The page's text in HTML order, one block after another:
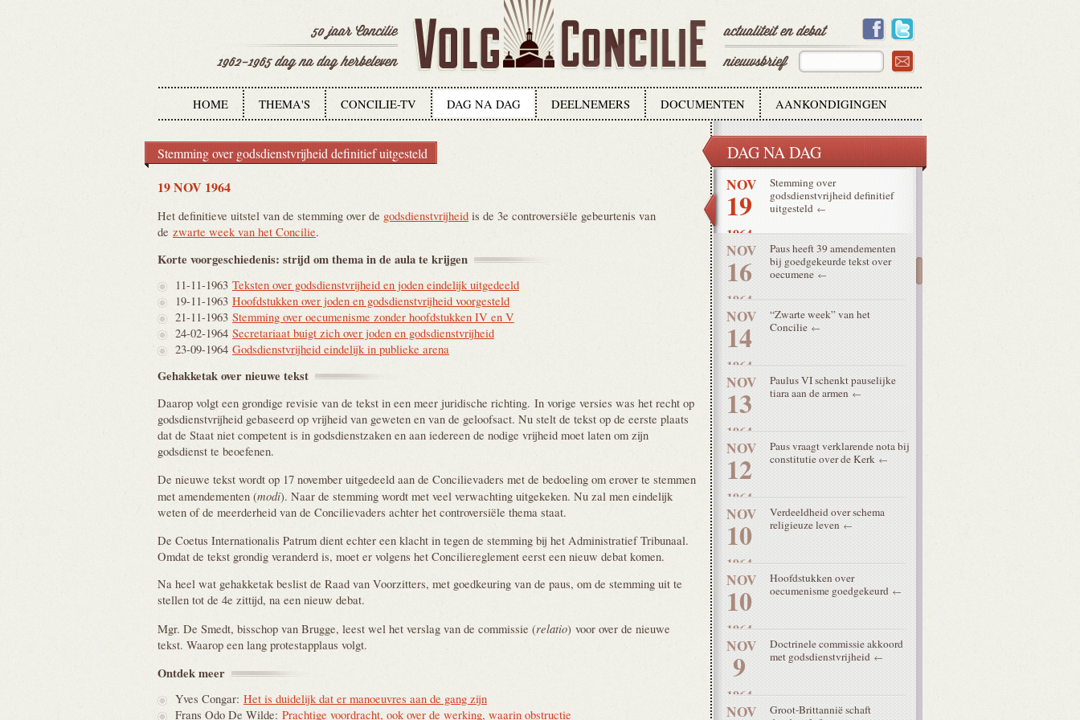
HOME THEMA'S CONCILIE-TV DAG NA DAG DEELNEMERS DOCUMENTEN AANKONDIGINGEN
Stemming over godsdienstvrijheid definitief uitgesteld
19 NOV 1964
Het definitieve uitstel van de stemming over de godsdienstvrijheid is de 3e controversiële gebeurtenis van
de zwarte week van het Concilie.
Korte voorgeschiedenis: strijd om thema in de aula te krijgen
11-11-1963 Teksten over godsdienstvrijheid en joden eindelijk uitgedeeld
19-11-1963 Hoofdstukken over joden en godsdienstvrijheid voorgesteld
21-11-1963 Stemming over oecumenisme zonder hoofdstukken IV en V
24-02-1964 Secretariaat buigt zich over joden en godsdienstvrijheid
23-09-1964 Godsdienstvrijheid eindelijk in publieke arena
Gehakketak over nieuwe tekst
Daarop volgt een grondige revisie van de tekst in een meer juridische richting. In vorige versies was het recht op
godsdienstvrijheid gebaseerd op vrijheid van geweten en van de geloofsact. Nu stelt de tekst op de eerste plaats
dat de Staat niet competent is in godsdienstzaken en aan iedereen de nodige vrijheid moet laten om zijn
godsdienst te beoefenen.
De nieuwe tekst wordt op 17 november uitgedeeld aan de Concilievaders met de bedoeling om erover te stemmen
met amendementen (modi). Naar de stemming wordt met veel verwachting uitgekeken. Nu zal men eindelijk
weten of de meerderheid van de Concilievaders achter het controversiële thema staat.
De Coetus Internationalis Patrum dient echter een klacht in tegen de stemming bij het Administratief Tribunaal.
Omdat de tekst grondig veranderd is, moet er volgens het Conciliereglement eerst een nieuw debat komen.
Na heel wat gehakketak beslist de Raad van Voorzitters, met goedkeuring van de paus, om de stemming uit te
stellen tot de 4e zittijd, na een nieuw debat.
Mgr. De Smedt, bisschop van Brugge, leest wel het verslag van de commissie (relatio) voor over de nieuwe
tekst. Waarop een lang protestapplaus volgt.
Ontdekmeer
Yves Congar: Het is duidelijk dat er manoeuvres aan de gang zijn
Frans Odo De Wilde: Prachtige voordracht, ook over de werking, waarin obstructie
DAG NA DAG
1964
NOV
21
1964
Bedrukte slotzitting met grote
resultaten
NOV
20
1964
"Achteraf zagen we de
ander in"
NOV
19
1964
Stemming over
godsdienstvrijheid definitief
uitgesteld
NOV
16
1964
Paus heeft 39 amendementen
bij goedgekeurde tekst over
oecumene
NOV
14
1964
“Zwarte week” van het
Concilie
NOV
13
1964
Paulus VI schenkt pauselijke
tiara aan de armen
NOV
12
1964
Paus vraagt verklarende nota bij
constitutie over de Kerk
NOV
10
1964
Verdeeldheid over schema
religieuze leven
NOV
10
1964
Hoofdstukken over
oecumenisme goedgekeurd
NOV
9
1964
Doctrinele commissie akkoord
met godsdienstvrijheid
NOV
Groot-Brittannië schaft